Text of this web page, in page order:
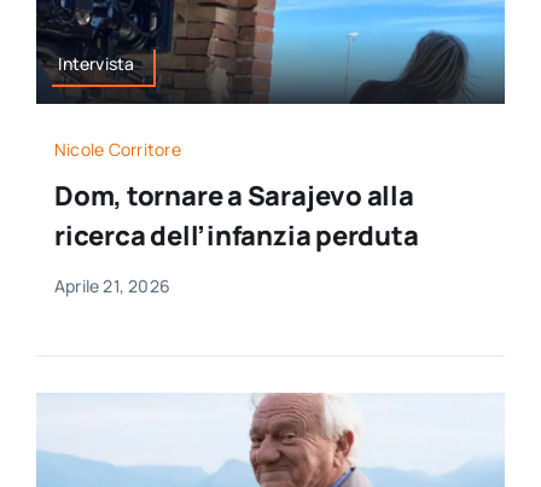
Intervista
Nicole Corritore
Dom, tornare a Sarajevo alla
ricerca dell’infanzia perduta
Aprile 21, 2026